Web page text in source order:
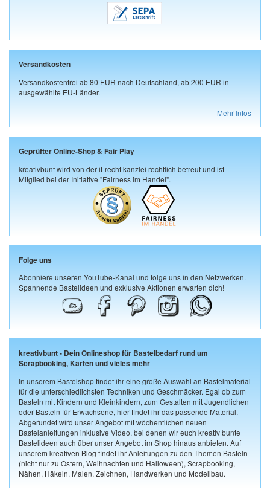
Versandkosten
Versandkostenfrei ab 80 EUR nach Deutschland, ab 200 EUR in
ausgewählte EU-Länder.
Mehr Infos
Geprüfter Online-Shop & Fair Play
kreativbunt wird von der it-recht kanzlei rechtlich betreut und ist
Mitglied bei der Initiative "Fairness im Handel".
Folge uns
Abonniere unseren YouTube-Kanal und folge uns in den Netzwerken.
Spannende Bastelideen und exklusive Aktionen erwarten dich!
kreativbunt - Dein Onlineshop für Bastelbedarf rund um
Scrapbooking, Karten und vieles mehr
In unserem Bastelshop findet ihr eine große Auswahl an Bastelmaterial
für die unterschiedlichsten Techniken und Geschmäcker. Egal ob zum
Basteln mit Kindern und Kleinkindern, zum Gestalten mit Jugendlichen
oder Basteln für Erwachsene, hier findet ihr das passende Material.
Abgerundet wird unser Angebot mit wöchentlichen neuen
Bastelanleitungen inklusive Video, bei denen wir euch kreativ bunte
Bastelideen auch über unser Angebot im Shop hinaus anbieten. Auf
unserem kreativen Blog findet ihr Anleitungen zu den Themen Basteln
(nicht nur zu Ostern, Weihnachten und Halloween), Scrapbooking,
Nähen, Häkeln, Malen, Zeichnen, Handwerken und Modellbau.